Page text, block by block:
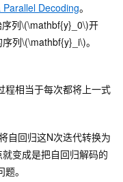
Decoding。
列\(\mathbf{y}_0\)开
列\(\mathbf{y}_i\)。
程相当于每次都将上一式
自回归这N次迭代转换为
变成是把自回归解码的
。